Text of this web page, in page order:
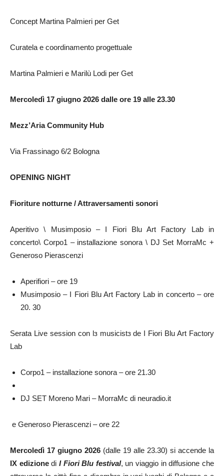
Concept Martina Palmieri per Get
Curatela e coordinamento progettuale
Martina Palmieri e Marilù Lodi per Get
Mercoledì 17 giugno 2026 dalle ore 19 alle 23.30
Mezz’Aria Community Hub
Via Frassinago 6/2 Bologna
OPENING NIGHT
Fioriture notturne / Attraversamenti sonori
Aperitivo \ Musimposio – I Fiori Blu Art Factory Lab in
concerto\ Corpo1 – installazione sonora \ DJ Set MorraMc +
Generoso Pierascenzi
Aperifiori – ore 19
Musimposio – I Fiori Blu Art Factory Lab in concerto – ore
20. 30
Serata Live session con lɜ musicistɜ de I Fiori Blu Art Factory
Lab
Corpo1 – installazione sonora – ore 21.30
DJ SET Moreno Mari – MorraMc di neuradio.it
e Generoso Pierascenzi – ore 22
Mercoledì 17 giugno 2026 (dalle 19 alle 23.30) si accende la
IX edizionedi I Fiori Blu festival, un viaggio in diffusione che